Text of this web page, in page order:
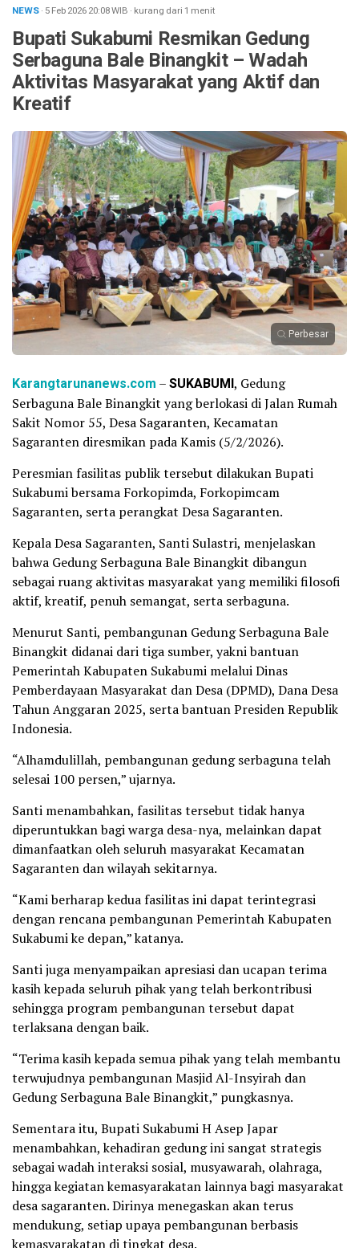
NEWS· 5 Feb 202620:08WIB · kurang dari 1 menit
Bupati Sukabumi Resmikan Gedung
Serbaguna Bale Binangkit – Wadah
Aktivitas Masyarakat yang Aktif dan
Kreatif
Perbesar
Karangtarunanews.com –SUKABUMI, Gedung
Serbaguna Bale Binangkit yang berlokasi di Jalan Rumah
Sakit Nomor 55, Desa Sagaranten, Kecamatan
Sagaranten diresmikan pada Kamis (5/2/2026).
Peresmian fasilitas publik tersebut dilakukan Bupati
Sukabumi bersama Forkopimda, Forkopimcam
Sagaranten, serta perangkat Desa Sagaranten.
Kepala Desa Sagaranten, Santi Sulastri, menjelaskan
bahwa Gedung Serbaguna Bale Binangkit dibangun
sebagai ruang aktivitas masyarakat yang memiliki filosofi
aktif, kreatif, penuh semangat, serta serbaguna.
Menurut Santi, pembangunan Gedung Serbaguna Bale
Binangkit didanai dari tiga sumber, yakni bantuan
Pemerintah Kabupaten Sukabumi melalui Dinas
Pemberdayaan Masyarakat dan Desa (DPMD), Dana Desa
Tahun Anggaran 2025, serta bantuan Presiden Republik
Indonesia.
“Alhamdulillah, pembangunan gedung serbaguna telah
selesai 100 persen,” ujarnya.
Santi menambahkan, fasilitas tersebut tidak hanya
diperuntukkan bagi warga desa-nya, melainkan dapat
dimanfaatkan oleh seluruh masyarakat Kecamatan
Sagaranten dan wilayah sekitarnya.
“Kami berharap kedua fasilitas ini dapat terintegrasi
dengan rencana pembangunan Pemerintah Kabupaten
Sukabumi ke depan,” katanya.
Santi juga menyampaikan apresiasi dan ucapan terima
kasih kepada seluruh pihak yang telah berkontribusi
sehingga program pembangunan tersebut dapat
terlaksana dengan baik.
“Terima kasih kepada semua pihak yang telah membantu
terwujudnya pembangunan Masjid Al-Insyirah dan
Gedung Serbaguna Bale Binangkit,” pungkasnya.
Sementara itu, Bupati Sukabumi H Asep Japar
menambahkan, kehadiran gedung ini sangat strategis
sebagai wadah interaksi sosial, musyawarah, olahraga,
hingga kegiatan kemasyarakatan lainnya bagi masyarakat
desa sagaranten. Dirinya menegaskan akan terus
mendukung, setiap upaya pembangunan berbasis
kemasyarakatan di tingkat desa.